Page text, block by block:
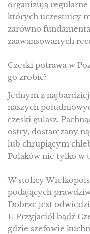
organizują regularne
których uczestnicy
zarówno
zaawansowanych
Czeski potrawa w
go zrobić?
Jednym z
naszych
czeski gulasz.
ostry, dostarczany
lub chrupiącym
Polaków nie tylko w
W stolicy
podających
Dobrze jest
U Przyjaciół bądź
gdzie szefowie